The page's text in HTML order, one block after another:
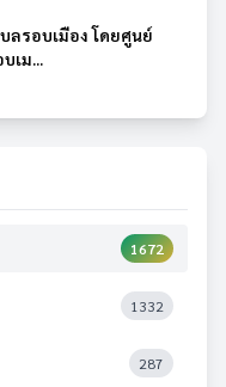
ลรอบเมือง โดยศูนย์
เม...
1672
1332
287